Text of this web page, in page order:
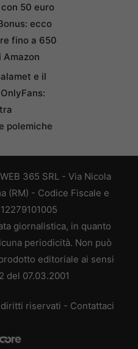
50 euro
ecco
fino a 650
Amazon
e il
polemiche
365 SRL - Via Nicola
(RM) - Codice Fiscale e
giornalistica, in quanto
periodicità. Non può
editoriale ai sensi
del 07.03.2001
riservati - Contattaci